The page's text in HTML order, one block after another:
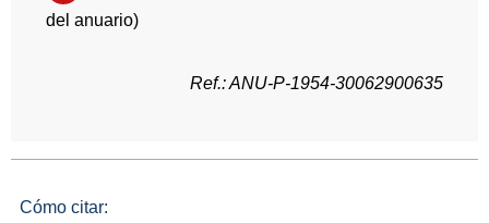
del anuario)
Ref.: ANU-P-1954-30062900635
Cómo citar: